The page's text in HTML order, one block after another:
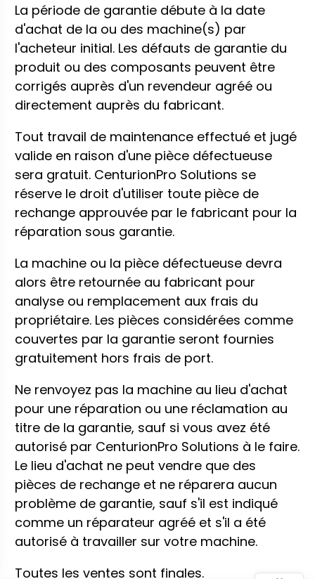
La période de garantie débute à la date
d'achat de la ou des machine(s) par
l'acheteur initial. Les défauts de garantie du
produit ou des composants peuvent être
corrigés auprès d'un revendeur agréé ou
directement auprès du fabricant.
Tout travail de maintenance effectué et jugé
valide en raison d'une pièce défectueuse
sera gratuit. CenturionPro Solutions se
réserve le droit d'utiliser toute pièce de
rechange approuvée par le fabricant pour la
réparation sous garantie.
La machine ou la pièce défectueuse devra
alors être retournée au fabricant pour
analyse ou remplacement aux frais du
propriétaire. Les pièces considérées comme
couvertes par la garantie seront fournies
gratuitement hors frais de port.
Ne renvoyez pas la machine au lieu d'achat
pour une réparation ou une réclamation au
titre de la garantie, sauf si vous avez été
autorisé par CenturionPro Solutions à le faire.
Le lieu d'achat ne peut vendre que des
pièces de rechange et ne réparera aucun
problème de garantie, sauf s'il est indiqué
comme un réparateur agréé et s'il a été
autorisé à travailler sur votre machine.
Toutes les ventes sont finales.